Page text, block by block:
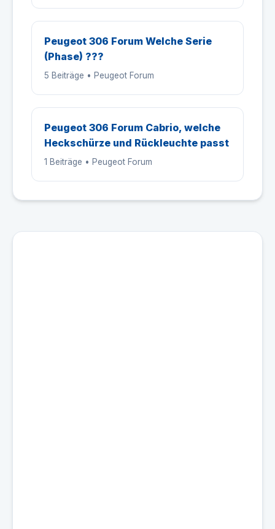
Peugeot 306 Forum Welche Serie
(Phase) ???
5 Beiträge • Peugeot Forum
Peugeot 306 Forum Cabrio, welche
Heckschürze und Rückleuchte passt
1 Beiträge • Peugeot Forum